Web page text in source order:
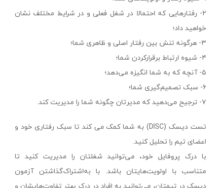
۲- رفتارهایی که احتمالا در شغل فعلی و در شرایط مختلف نشان
خواهید داد؛
۳- هرگونه تنش بین رفتار اصلی و ظاهری شما؛
۴- شیوه ارتباط برقرارکردن شما؛
۵- آنچه که به شما انگیزه می‌دهد؛
۶- سبک تصمیم‌گیری شما؛
۷- ترجیح می‌دهید که مدیر‌تان چگونه شما را مدیریت کند.
تست دیسک (DISC) به شما کمک می کند تا سبک رفتاری خود و
اعضای تیم را تحلیل کنید.
با درک پروفایل خود، می‌توانید شغلتان را مدیریت کنید تا
متناسب با اولویت‌هایتان باشد. با به‌اشتراک‌گذاشتن آزمون